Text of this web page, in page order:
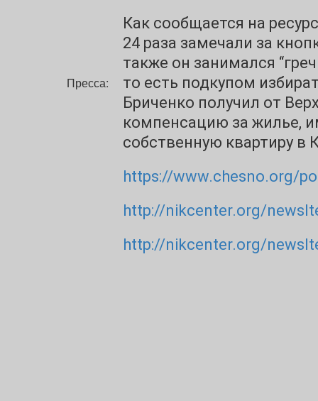
Пресса:
Как сообщается на
24 раза замечали за
также он занимался
то есть подкупом
Бриченко получил от
компенсацию за жилье,
собственную квартиру в
https://www.chesno.org/
http://nikcenter.org/
http://nikcenter.org/